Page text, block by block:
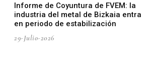
Informe de Coyuntura de FVEM: la
industria del metal de Bizkaia entra
en periodo de estabilización
29-Julio-2026